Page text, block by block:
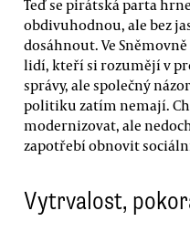
Teď se pirátská parta
obdivuhodnou, ale bez
dosáhnout. Ve
lidí, kteří si rozumějí v
správy, ale společný
politiku zatím nemají.
modernizovat, ale
zapotřebí obnovit
Vytrvalost,